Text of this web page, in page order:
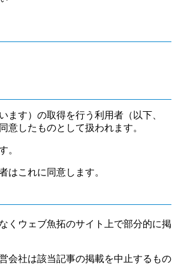
ます）の取得を行う利用者（以下、
意したものとして扱われます。
。
はこれに同意します。
くウェブ魚拓のサイト上で部分的に掲
会社は該当記事の掲載を中止するもの